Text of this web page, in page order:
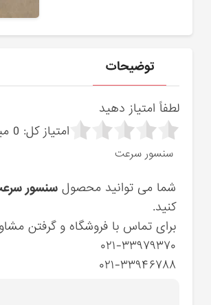
توضیحات
لطفاً امتیاز دهید
امتیاز کل: 0
سنسور سرعت
شما می توانید محصولسنسور سرعت
کنید.
برای تماس با فروشگاه و گرفتن
۰۲۱-۳۳۹۷۹۳۷۰
۰۲۱-۳۳۹۴۶۷۸۸